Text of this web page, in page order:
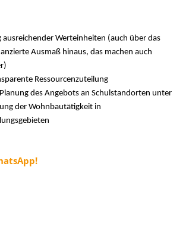
ausreichender Werteinheiten (auch über das
Ausmaß hinaus, das machen auch
Ressourcenzuteilung
des Angebots an Schulstandorten unter
der Wohnbautätigkeit in